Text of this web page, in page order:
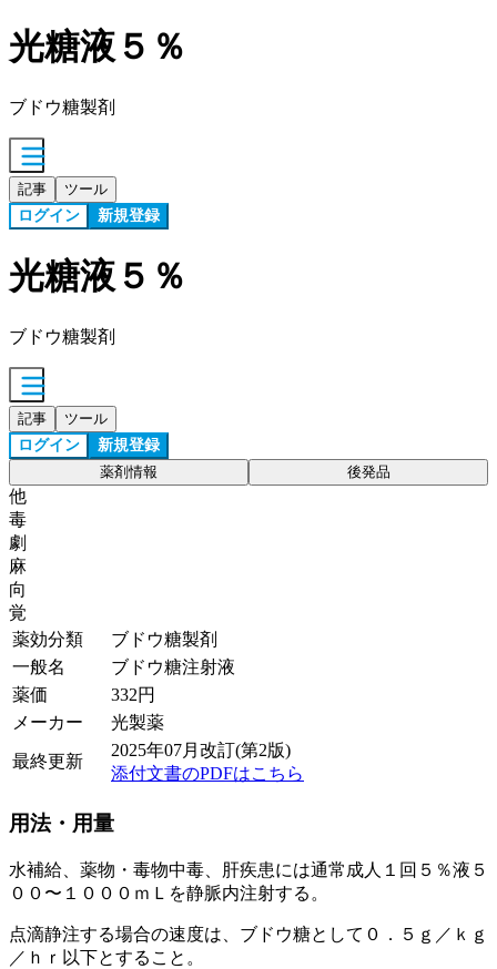
光糖液５％
ブドウ糖製剤
記事 ツール
ログイン 新規登録
光糖液５％
ブドウ糖製剤
記事 ツール
ログイン 新規登録
薬剤情報 後発品
他
毒
劇
麻
向
覚
薬効分類
ブドウ糖製剤
一般名
ブドウ糖注射液
薬価
332円
メーカー
光製薬
最終更新
2025年07月改訂(第2版)
添付文書のPDFはこちら
用法・用量
水補給、薬物・毒物中毒、肝疾患には通常成人１回５％液５
００〜１０００ｍＬを静脈内注射する。
点滴静注する場合の速度は、ブドウ糖として０．５ｇ／ｋｇ
／ｈｒ以下とすること。